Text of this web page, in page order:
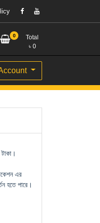
0
Total
৳ 0
এর
হতে পারে।